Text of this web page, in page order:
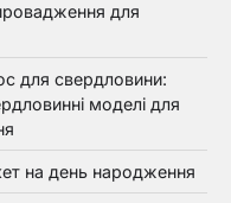
для
для свердловини:
моделі для
на день народження